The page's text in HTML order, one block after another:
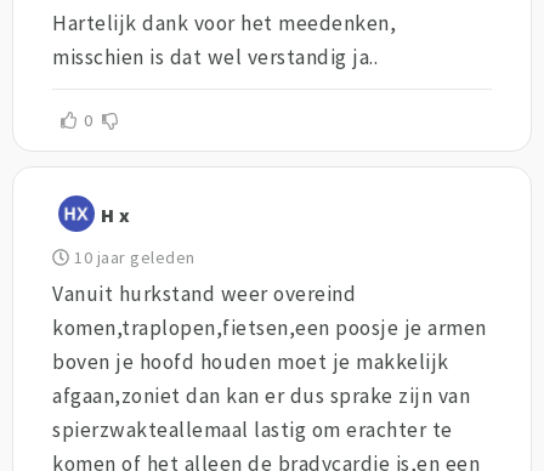
Hartelijk dank voor het meedenken,
misschien is dat wel verstandig ja..
0
H x
10 jaar geleden
Vanuit hurkstand weer overeind
komen,traplopen,fietsen,een poosje je armen
boven je hoofd houden moet je makkelijk
afgaan,zoniet dan kan er dus sprake zijn van
spierzwakteallemaal lastig om erachter te
komen of het alleen de bradycardie is,en een